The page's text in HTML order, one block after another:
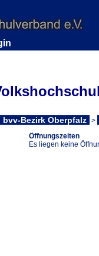
bvv-Bezirk Oberpfalz >
Öffnungszeiten
Es liegen keine